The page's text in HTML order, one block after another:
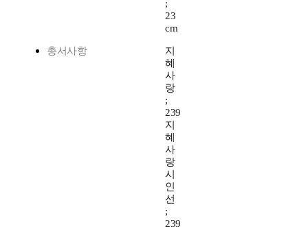
;
23
cm
총서사항
지
혜
사
랑
;
239
지
혜
사
랑
시
인
선
;
239